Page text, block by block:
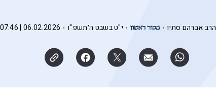
הרב אברהם סתיו י"ט בשבט ה׳תשפ"ו 06.02.2026 | 07:46